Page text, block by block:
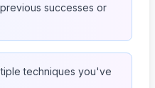
successes or
techniques you've